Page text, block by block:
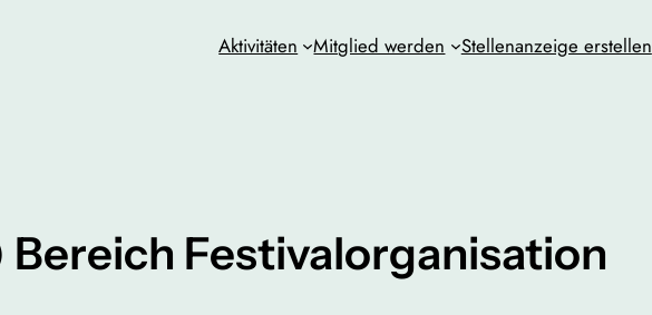
Aktivitäten Mitglied werden Stellenanzeige erstellen
Festivalorganisation